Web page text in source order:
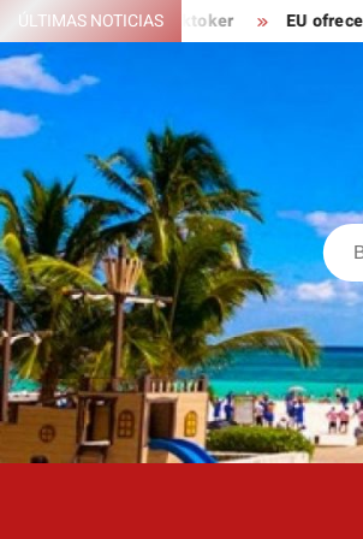
Saltar
al
contenido
ÚLTIMAS NOTICIAS
ahora es tiktoker EU ofrece más